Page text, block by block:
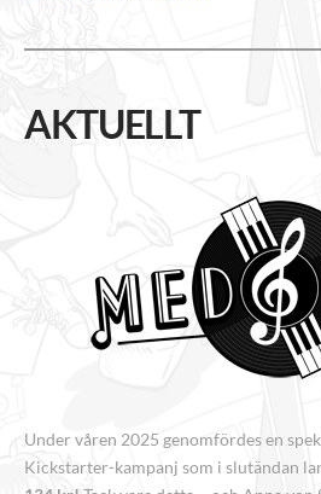
AKTUELLT
Under våren 2025 genomfördes en
Kickstarter-kampanj som i slutändan